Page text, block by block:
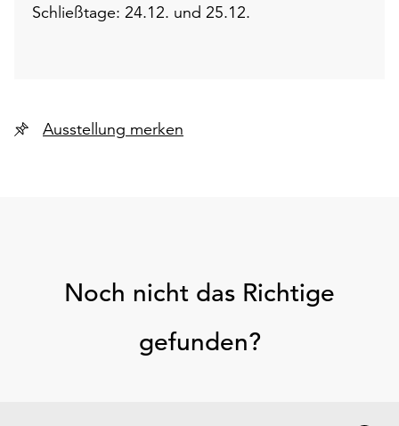
Schließtage: 24.12. und 25.12.
Ausstellung merken
Noch nicht das Richtige
gefunden?